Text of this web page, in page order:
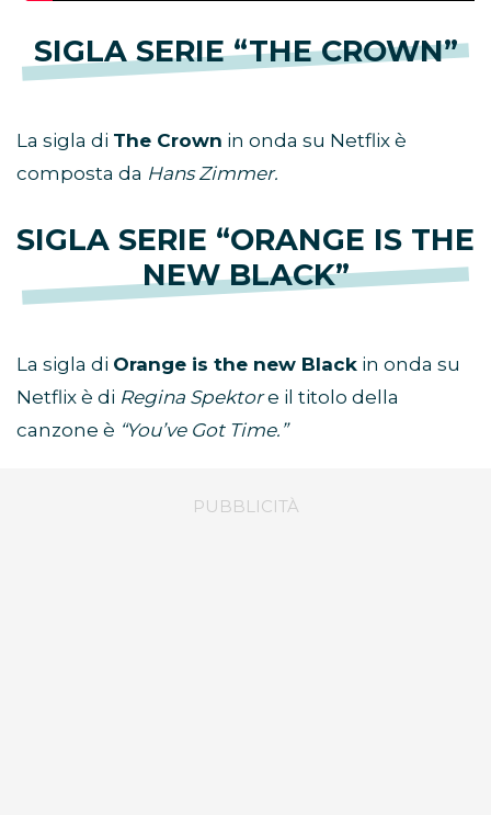
SIGLA SERIE “THE CROWN”
La sigla di The Crown in onda su Netflix è
composta da Hans Zimmer.
SIGLA SERIE “ORANGE IS THE
NEW BLACK”
La sigla di Orange is the new Black in onda su
Netflix è di Regina Spektore il titolo della
canzone è “You’ve Got Time.”